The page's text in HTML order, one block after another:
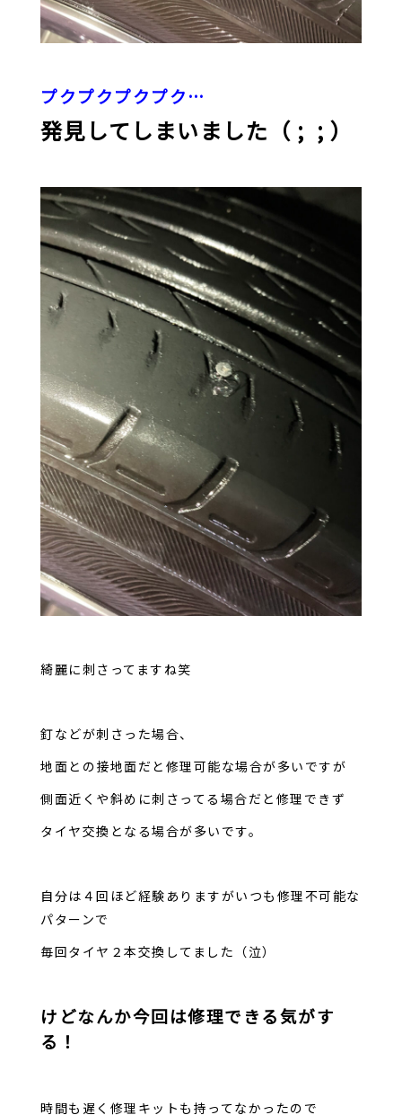
プクプクプクプク…
発見してしまいました（ ; ; ）
綺麗に刺さってますね笑
釘などが刺さった場合、
地面との接地面だと修理可能な場合が多いですが
側面近くや斜めに刺さってる場合だと修理できず
タイヤ交換となる場合が多いです。
自分は４回ほど経験ありますがいつも修理不可能な
パターンで
毎回タイヤ２本交換してました（泣）
けどなんか今回は修理できる気がす
る！
時間も遅く修理キットも持ってなかったので